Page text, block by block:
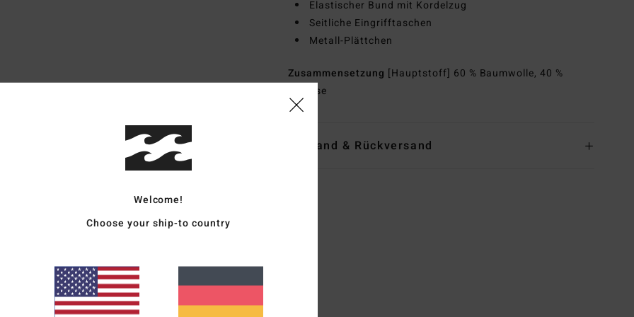
Elastischer Bund mit Kordelzug
Seitliche Eingrifftaschen
Metall-Plättchen
Zusammensetzung [Hauptstoff] 60 % Baumwolle, 40 %
Viskose
Versand & Rückversand
Durchschnittliche Bewertung
5.0 /5
Welcome!
Choose your ship-to country